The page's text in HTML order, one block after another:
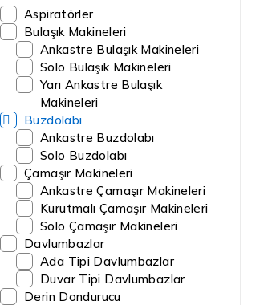
Aspiratörler
Bulaşık Makineleri
Ankastre Bulaşık Makineleri
Solo Bulaşık Makineleri
Yarı Ankastre Bulaşık
Makineleri
Buzdolabı
Ankastre Buzdolabı
Solo Buzdolabı
Çamaşır Makineleri
Ankastre Çamaşır Makineleri
Kurutmalı Çamaşır Makineleri
Solo Çamaşır Makineleri
Davlumbazlar
Ada Tipi Davlumbazlar
Duvar Tipi Davlumbazlar
Derin Dondurucu